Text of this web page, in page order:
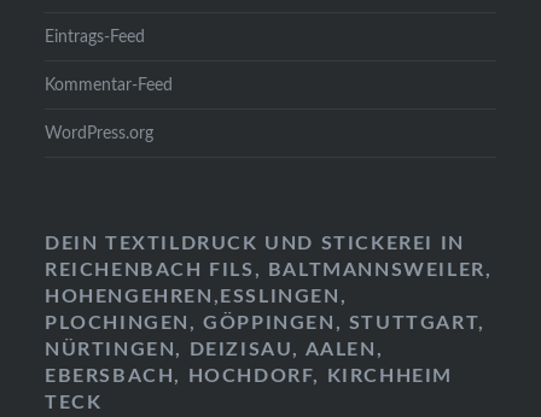
Eintrags-Feed
Kommentar-Feed
WordPress.org
DEIN TEXTILDRUCK UND STICKEREI IN
REICHENBACH FILS, BALTMANNSWEILER,
HOHENGEHREN,ESSLINGEN,
PLOCHINGEN, GÖPPINGEN, STUTTGART,
NÜRTINGEN, DEIZISAU, AALEN,
EBERSBACH, HOCHDORF, KIRCHHEIM
TECK